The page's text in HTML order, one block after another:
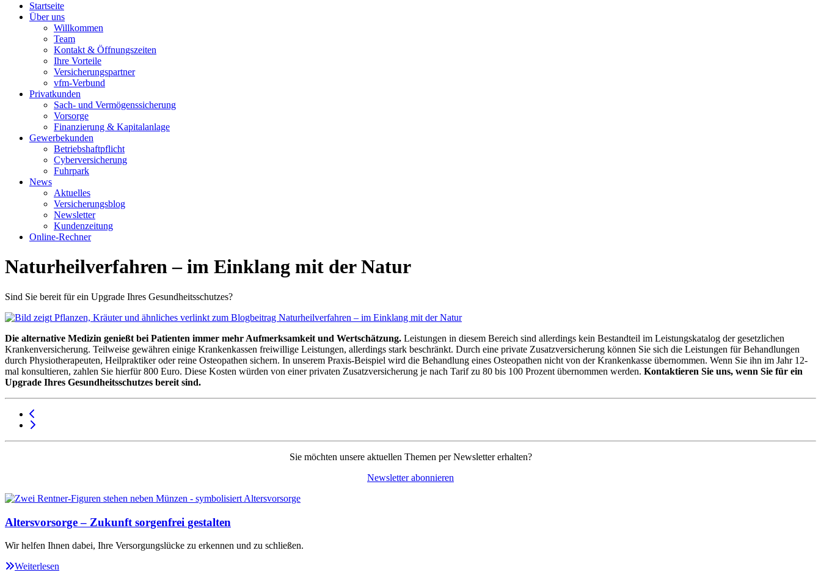
Startseite
Über uns
Willkommen
Team
Kontakt & Öffnungszeiten
Ihre Vorteile
Versicherungspartner
vfm-Verbund
Privatkunden
Sach- und Vermögenssicherung
Vorsorge
Finanzierung & Kapitalanlage
Gewerbekunden
Betriebshaftpflicht
Cyberversicherung
Fuhrpark
News
Aktuelles
Versicherungsblog
Newsletter
Kundenzeitung
Online-Rechner
Naturheilverfahren – im Einklang mit der Natur
Sind Sie bereit für ein Upgrade Ihres Gesundheitsschutzes?
Die alternative Medizin genießt bei Patienten immer mehr Aufmerksamkeit und Wertschätzung. Leistungen in diesem Bereich sind allerdings kein Bestandteil im Leistungskatalog der gesetzlichen
Krankenversicherung. Teilweise gewähren einige Krankenkassen freiwillige Leistungen, allerdings stark beschränkt. Durch eine private Zusatzversicherung können Sie sich die Leistungen für Behandlungen
durch Physiotherapeuten, Heilpraktiker oder reine Osteopathen sichern. In unserem Praxis-Beispiel wird die Behandlung eines Osteopathen nicht von der Krankenkasse übernommen. Wenn Sie ihn im Jahr 12-
mal konsultieren, zahlen Sie hierfür 800 Euro. Diese Kosten würden von einer privaten Zusatzversicherung je nach Tarif zu 80 bis 100 Prozent übernommen werden. Kontaktieren Sie uns, wenn Sie für ein
Upgrade Ihres Gesundheitsschutzes bereit sind.
Sie möchten unsere aktuellen Themen per Newsletter erhalten?
Newsletter abonnieren
Altersvorsorge – Zukunft sorgenfrei gestalten
Wir helfen Ihnen dabei, Ihre Versorgungslücke zu erkennen und zu schließen.
Weiterlesen